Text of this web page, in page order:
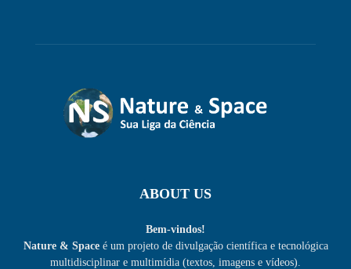
ABOUT US
Bem-vindos!
Nature & Spaceé um projeto de divulgação científica e tecnológica
multidisciplinar e multimídia (textos, imagens e vídeos).